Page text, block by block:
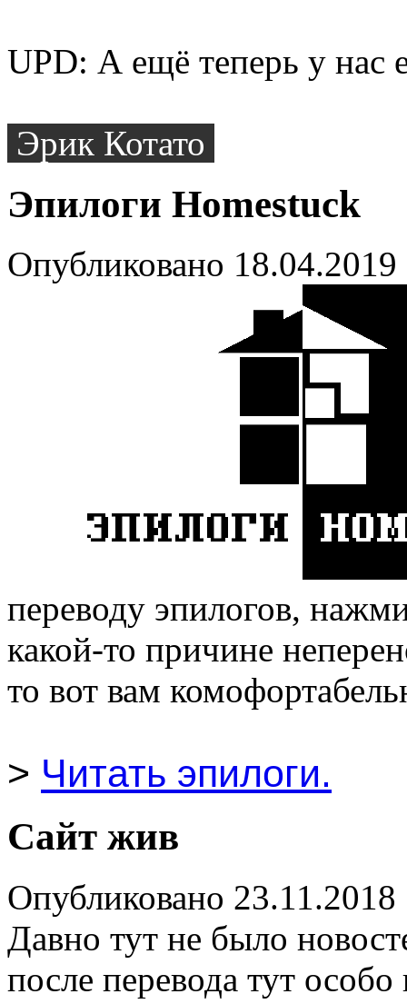
UPD: А ещё теперь у нас
Эрик Котато
Эпилоги Homestuck
Опубликовано 18.04.2019
переводу эпилогов,
какой-то причине
то вот вам
> Читать эпилоги.
Сайт жив
Опубликовано 23.11.2018
Давно тут не было
после перевода тут